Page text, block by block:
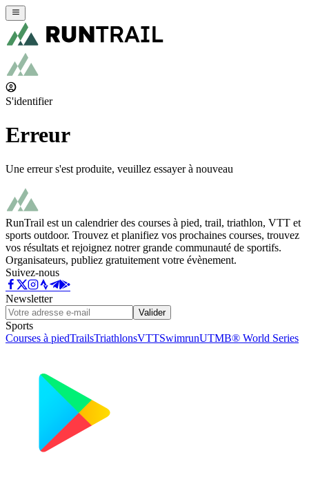
S'identifier
Erreur
Une erreur s'est produite, veuillez essayer à nouveau
RunTrail est un calendrier des courses à pied, trail, triathlon, VTT et
sports outdoor. Trouvez et planifiez vos prochaines courses, trouvez
vos résultats et rejoignez notrer grande communauté de sportifs.
Organisateurs, publiez gratuitement votre évènement.
Suivez-nous
Newsletter
Valider
Sports
Courses à piedTrailsTriathlonsVTTSwimrunUTMB® World Series